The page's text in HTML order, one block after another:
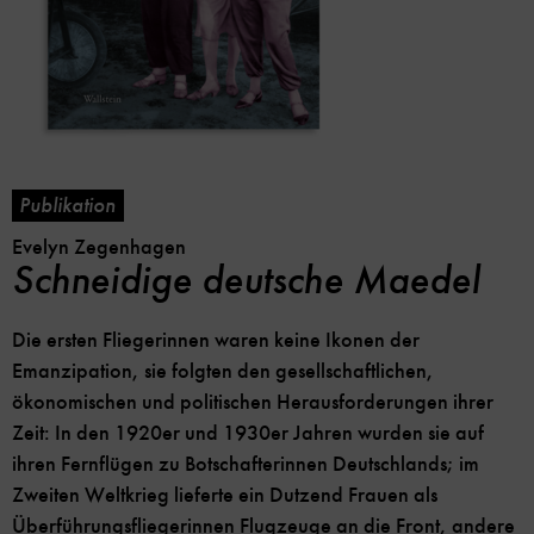
Publikation
Evelyn Zegenhagen
Schneidige deutsche Maedel
Die ersten Fliegerinnen waren keine Ikonen der
Emanzipation, sie folgten den gesellschaftlichen,
ökonomischen und politischen Herausforderungen ihrer
Zeit: In den 1920er und 1930er Jahren wurden sie auf
ihren Fernflügen zu Botschafterinnen Deutschlands; im
Zweiten Weltkrieg lieferte ein Dutzend Frauen als
Überführungsfliegerinnen Flugzeuge an die Front, andere